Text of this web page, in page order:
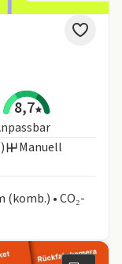
8,7
Manuell
(komb.) • CO₂-